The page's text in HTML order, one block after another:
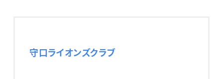
守口ライオンズクラブ